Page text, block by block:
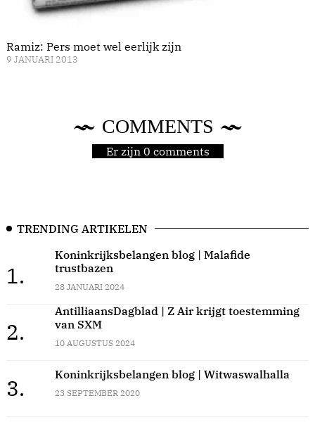
Ramiz: Pers moet wel eerlijk zijn
9 JANUARI 2013
COMMENTS
Er zijn 0 comments
TRENDING ARTIKELEN
1.
Koninkrijksbelangen blog | Malafide
trustbazen
28 JANUARI 2024
2.
AntilliaansDagblad | Z Air krijgt toestemming
van SXM
10 AUGUSTUS 2024
3.
Koninkrijksbelangen blog | Witwaswalhalla
23 SEPTEMBER 2020